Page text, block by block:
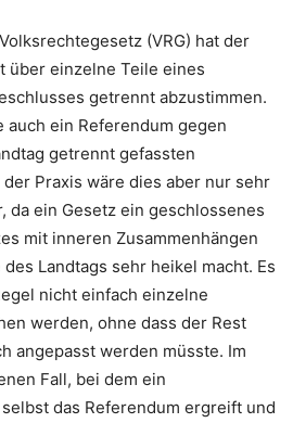
(VRG) hat der
über einzelne Teile eines
getrennt abzustimmen.
auch ein Referendum gegen
getrennt gefassten
Praxis wäre dies aber nur sehr
da ein Gesetz ein geschlossenes
mit inneren Zusammenhängen
Landtags sehr heikel macht. Es
nicht einfach einzelne
werden, ohne dass der Rest
angepasst werden müsste. Im
Fall, bei dem ein
das Referendum ergreift und